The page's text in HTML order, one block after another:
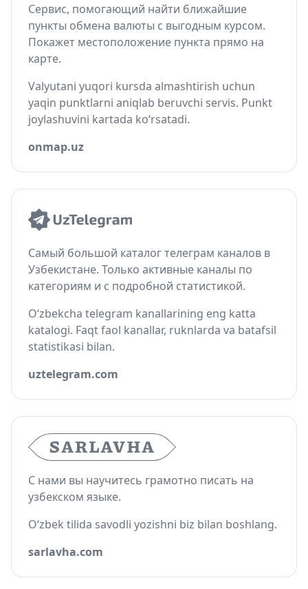
Сервис, помогающий найти ближайшие
пункты обмена валюты с выгодным курсом.
Покажет местоположение пункта прямо на
карте.
Valyutani yuqori kursda almashtirish uchun
yaqin punktlarni aniqlab beruvchi servis. Punkt
joylashuvini kartada ko‘rsatadi.
onmap.uz
Самый большой каталог телеграм каналов в
Узбекистане. Только активные каналы по
категориям и с подробной статистикой.
O‘zbekcha telegram kanallarining eng katta
katalogi. Faqt faol kanallar, ruknlarda va batafsil
statistikasi bilan.
uztelegram.com
С нами вы научитесь грамотно писать на
узбекском языке.
O‘zbek tilida savodli yozishni biz bilan boshlang.
sarlavha.com